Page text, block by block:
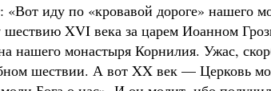
иду по «кровавой дороге» нашего
шествию XVI века за царем Иоанном
нашего монастыря Корнилия. Ужас,
шествии. А вот XX век — Церковь